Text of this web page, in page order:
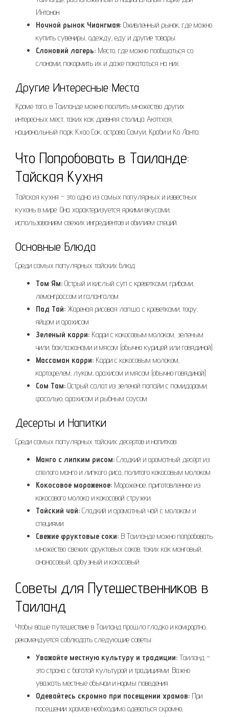
Интанон.
Ночной рынок Чиангмая: Оживленный рынок‚ где можно
купить сувениры‚ одежду‚ еду и другие товары.
Слоновий лагерь: Место‚ где можно пообщаться со
слонами‚ покормить их и даже покататься на них.
Другие Интересные Места
Кроме того‚ в Таиланде можно посетить множество других
интересных мест‚ таких как древняя столица Аюттхая‚
национальный парк Кхао Сок‚ острова Самуи‚ Краби и Ко Ланта.
Что Попробовать в Таиланде:
Тайская Кухня
Тайская кухня – это одна из самых популярных и известных
кухонь в мире. Она характеризуется яркими вкусами‚
использованием свежих ингредиентов и обилием специй.
Основные Блюда
Среди самых популярных тайских блюд:
Том Ям: Острый и кислый суп с креветками‚ грибами‚
лемонграссом и галангалом.
Пад Тай: Жареная рисовая лапша с креветками‚ тофу‚
яйцом и арахисом.
Зеленый карри: Карри с кокосовым молоком‚ зеленым
чили‚ баклажанами и мясом (обычно курицей или говядиной).
Массаман карри: Карри с кокосовым молоком‚
картофелем‚ луком‚ арахисом и мясом (обычно говядиной).
Сом Там: Острый салат из зеленой папайи с помидорами‚
фасолью‚ арахисом и рыбным соусом.
Десерты и Напитки
Среди самых популярных тайских десертов и напитков:
Манго с липким рисом: Сладкий и ароматный десерт из
спелого манго и липкого риса‚ политого кокосовым молоком.
Кокосовое мороженое: Мороженое‚ приготовленное из
кокосового молока и кокосовой стружки.
Тайский чай: Сладкий и ароматный чай с молоком и
специями.
Свежие фруктовые соки: В Таиланде можно попробовать
множество свежих фруктовых соков‚ таких как манговый‚
ананасовый‚ арбузный и кокосовый.
Советы для Путешественников в
Таиланд
Чтобы ваше путешествие в Таиланд прошло гладко и комфортно‚
рекомендуется соблюдать следующие советы:
Уважайте местную культуру и традиции: Таиланд –
это страна с богатой культурой и традициями. Важно
уважать местные обычаи и нормы поведения.
Одевайтесь скромно при посещении храмов: При
посещении храмов необходимо одеваться скромно‚